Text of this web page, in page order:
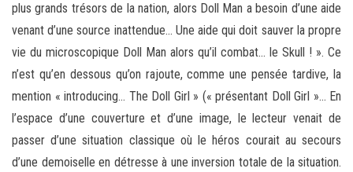
plus grands trésors de la nation, alors Doll Man a besoin d’une aide
venant d’une source inattendue… Une aide qui doit sauver la propre
vie du microscopique Doll Man alors qu’il combat… le Skull ! ». Ce
n’est qu’en dessous qu’on rajoute, comme une pensée tardive, la
mention « introducing… The Doll Girl » (« présentant Doll Girl »… En
l’espace d’une couverture et d’une image, le lecteur venait de
passer d’une situation classique où le héros courait au secours
d’une demoiselle en détresse à une inversion totale de la situation.